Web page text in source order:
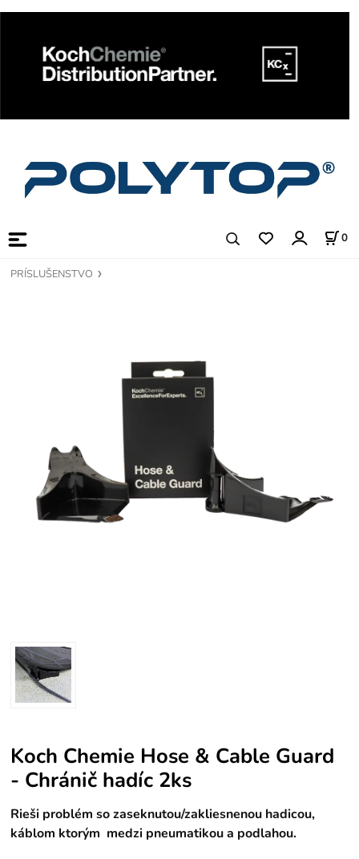
0
PRÍSLUŠENSTVO
Koch Chemie Hose & Cable Guard
- Chránič hadíc 2ks
Rieši problém so zaseknutou/zakliesnenou hadicou,
káblom ktorým medzi pneumatikou a podlahou.